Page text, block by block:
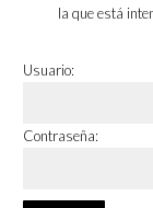
la que está
Usuario:
Contraseña: